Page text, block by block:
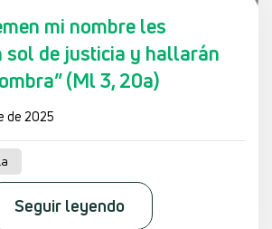
mi nombre les
sol de justicia y hallarán
(Ml 3, 20a)
de 2025
Seguir leyendo